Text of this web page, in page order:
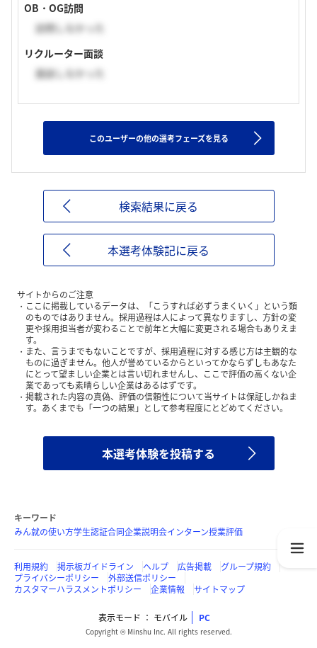
OB・OG訪問
訪問しなかった
リクルーター面談
面談しなかった
このユーザーの他の選考フェーズを見る
検索結果に戻る
本選考体験記に戻る
サイトからのご注意
ここに掲載しているデータは、「こうすれば必ずうまくいく」という類
のものではありません。採用過程は人によって異なりますし、方針の変
更や採用担当者が変わることで前年と大幅に変更される場合もありえま
す。
また、言うまでもないことですが、採用過程に対する感じ方は主観的な
ものに過ぎません。他人が誉めているからといってかならずしもあなた
にとって望ましい企業とは言い切れませんし、ここで評価の高くない企
業であっても素晴らしい企業はあるはずです。
掲載された内容の真偽、評価の信頼性について当サイトは保証しかねま
す。あくまでも「一つの結果」として参考程度にとどめてください。
本選考体験を投稿する
キーワード
みん就の使い方学生認証合同企業説明会インターン授業評価
利用規約 掲示板ガイドライン ヘルプ 広告掲載
グループ規約
プライバシーポリシー
外部送信ポリシー
カスタマーハラスメントポリシー
企業情報 サイトマップ
表示モード モバイル PC
Copyright © Minshu Inc. All rights reserved.